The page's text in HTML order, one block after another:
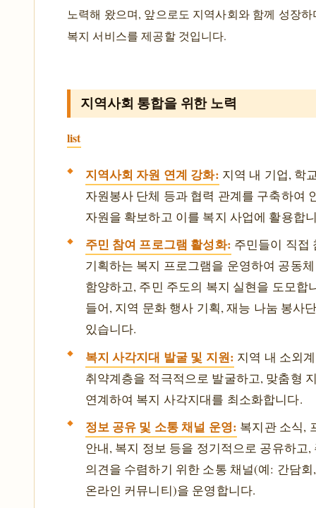
노력해 왔으며, 앞으로도 지역사회와 함께 성장
복지 서비스를 제공할 것입니다.
지역사회 통합을 위한 노력
list
지역사회 자원 연계 강화: 지역 내 기업, 학
자원봉사 단체 등과 협력 관계를 구축하여
자원을 확보하고 이를 복지 사업에 활용합
주민 참여 프로그램 활성화: 주민들이 직접
기획하는 복지 프로그램을 운영하여 공동
함양하고, 주민 주도의 복지 실현을 도모합
들어, 지역 문화 행사 기획, 재능 나눔 봉사
있습니다.
복지 사각지대 발굴 및 지원: 지역 내 소외
취약계층을 적극적으로 발굴하고, 맞춤형
연계하여 복지 사각지대를 최소화합니다.
정보 공유 및 소통 채널 운영: 복지관 소식,
안내, 복지 정보 등을 정기적으로 공유하고,
의견을 수렴하기 위한 소통 채널(예: 간담
온라인 커뮤니티)을 운영합니다.